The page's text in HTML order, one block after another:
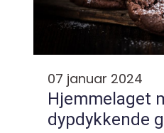
07 januar 2024
Hjemmelaget
dypdykkende